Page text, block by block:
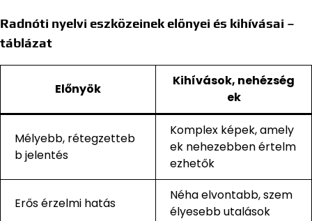
Radnóti nyelvi eszközeinek előnyei és kihívásai –
táblázat
Előnyök
Kihívások, nehézség
ek
Mélyebb, rétegzetteb
b jelentés
Komplex képek, amely
ek nehezebben értelm
ezhetők
Erős érzelmi hatás
Néha elvontabb, szem
élyesebb utalások